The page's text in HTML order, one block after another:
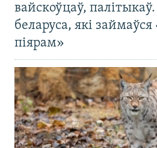
вайскоўцаў,
беларуса, які
піярам»